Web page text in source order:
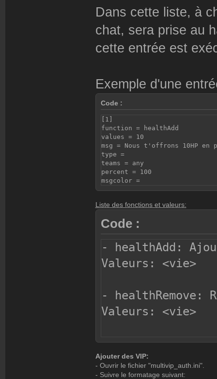
percent =
effet. (De 0 à
msgcolor =
Dans cette liste, à
chat, sera prise au
cette entrée est
Exemple d'une
Code :
[1]
function = healthAdd
values = 10
msg = Nous t'offrons 10HP en
type =
teams = any
percent = 100
msgcolor =
Liste des fonctions et valeurs:
Code :
- healthAdd:
Valeurs: <vie>
-
Valeurs: <vie>
- speedAdd:
Valeurs:
Ajouter des VIP:
- Ouvrir le fichier "multivip_auth.ini".
- Suivre le formatage suivant: